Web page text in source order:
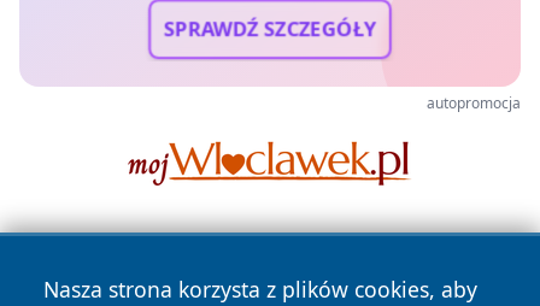
SPRAWDŹ SZCZEGÓŁY
autopromocja
Nasza strona korzysta z plików cookies, aby